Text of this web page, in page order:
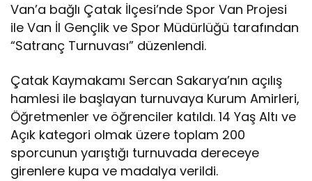
Van’a bağlı Çatak İlçesi’nde Spor Van Projesi
ile Van İl Gençlik ve Spor Müdürlüğü tarafından
“Satranç Turnuvası” düzenlendi.
Çatak Kaymakamı Sercan Sakarya’nın açılış
hamlesi ile başlayan turnuvaya Kurum Amirleri,
Öğretmenler ve öğrenciler katıldı. 14 Yaş Altı ve
Açık kategori olmak üzere toplam 200
sporcunun yarıştığı turnuvada dereceye
girenlere kupa ve madalya verildi.